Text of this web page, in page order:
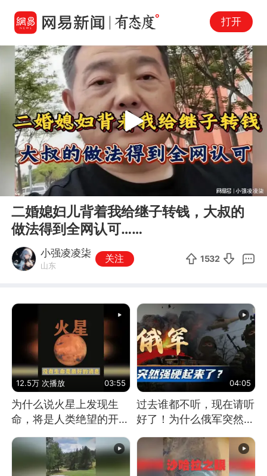
打开
00:00 04:21
Play
二婚媳妇儿背着我给继子转钱，大叔的
做法得到全网认可……
小强凌凌柒
山东
关注 1532
12.5万 次播放 03:55
为什么说火星上发现生
命，将是人类绝望的开
始？
04:05
过去谁都不听，现在请听
好了！为什么俄军突然强
硬起来了？